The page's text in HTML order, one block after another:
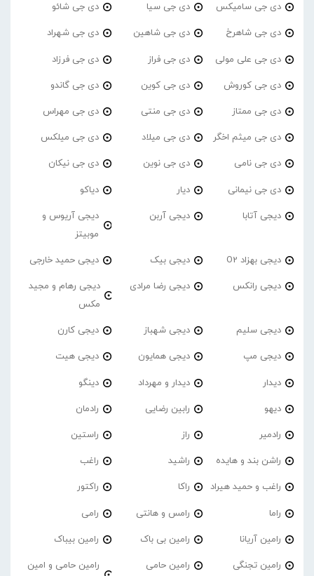
دی جی سامیکس دی جی سیا دی جی شائو
دی جی شاهرخ دی جی شاهین دی جی شهراد
دی جی علی مولی دی جی فراز دی جی فرزاد
دی جی کوروش دی جی کوین دی جی گاندو
دی جی ممتاز دی جی منتی دی جی مهراس
دی جی میثم اخگر دی جی میلاد دی جی میلکس
دی جی نامی دی جی نوین دی جی نیکان
دی جی نیمانی دیار دیاکو
دیجی آتابا دیجی آربن
دیجی آریوس و
موبیتز
دیجی بهزاد O2 دیجی بیک دیجی حمید خارجی
دیجی رانکس دیجی رضا مرادی
دیجی رهام و مجید
مکس
دیجی سلیم دیجی شهباز دیجی کارن
دیجی مپ دیجی همایون دیجی هیت
دیدار دیدار و مهرداد دینگو
دیهو رابین رضایی رادمان
رادمیر راز راستین
راشن بند و هایده راشید راغب
راغب و حمید هیراد راکا راکتور
راما رامس و هانتی رامی
رامین آریانا رامین بی باک رامین بیباک
رامین تجنگی رامین حامی
رامین حامی و امین